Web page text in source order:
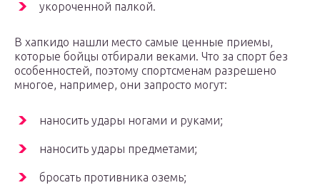
укороченной палкой.
В хапкидо нашли место самые ценные приемы,
которые бойцы отбирали веками. Что за спорт без
особенностей, поэтому спортсменам разрешено
многое, например, они запросто могут:
наносить удары ногами и руками;
наносить удары предметами;
бросать противника оземь;